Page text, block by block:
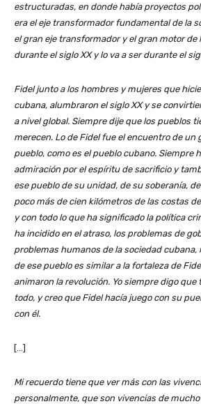
estructuradas, en donde había proyectos
era el eje transformador fundamental de la
el gran eje transformador y el gran motor de
durante el siglo XX y lo va a ser durante el
Fidel junto a los hombres y mujeres que
cubana, alumbraron el siglo XX y se
a nivel global. Siempre dije que los pueblos
merecen. Lo de Fidel fue el encuentro de un
pueblo, como es el pueblo cubano. Siempre
admiración por el espíritu de sacrificio y
ese pueblo de su unidad, de su soberanía,
poco más de cien kilómetros de las costas
y con todo lo que ha significado la política
ha incidido en el atraso, los problemas de
problemas humanos de la sociedad cubana,
de ese pueblo es similar a la fortaleza de
animaron la revolución. Yo siempre digo que
todo, y creo que Fidel hacía juego con su
con él.
[…]
Mi recuerdo tiene que ver más con las
personalmente, que son vivencias de